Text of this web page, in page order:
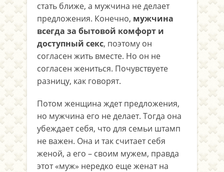
стать ближе, а мужчина не делает
предложения. Конечно, мужчина
всегда за бытовой комфорт и
доступный секс, поэтому он
согласен жить вместе. Но он не
согласен жениться. Почувствуете
разницу, как говорят.
Потом женщина ждет предложения,
но мужчина его не делает. Тогда она
убеждает себя, что для семьи штамп
не важен. Она и так считает себя
женой, а его – своим мужем, правда
этот «муж» нередко еще женат на